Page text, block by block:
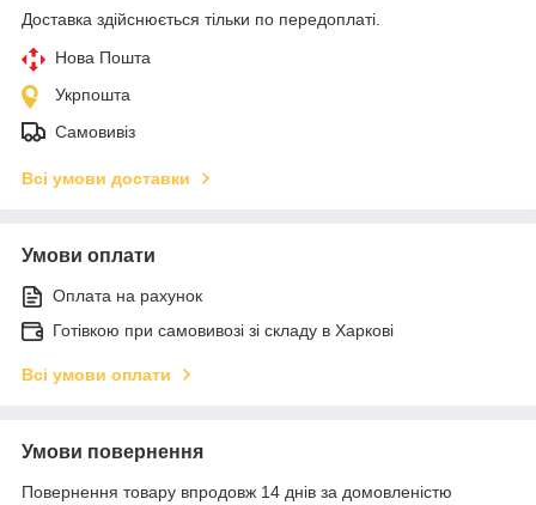
Доставка здійснюється тільки по передоплаті.
Нова Пошта
Укрпошта
Самовивіз
Всі умови доставки
Умови оплати
Оплата на рахунок
Готівкою при самовивозі зі складу в Харкові
Всі умови оплати
Умови повернення
Повернення товару впродовж 14 днів за домовленістю